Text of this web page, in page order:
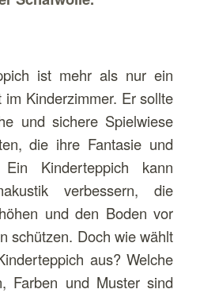
ist mehr als nur ein
Kinderzimmer. Er sollte
und sichere Spielwiese
die ihre Fantasie und
Kinderteppich kann
verbessern, die
und den Boden vor
schützen. Doch wie wählt
aus? Welche
Farben und Muster sind